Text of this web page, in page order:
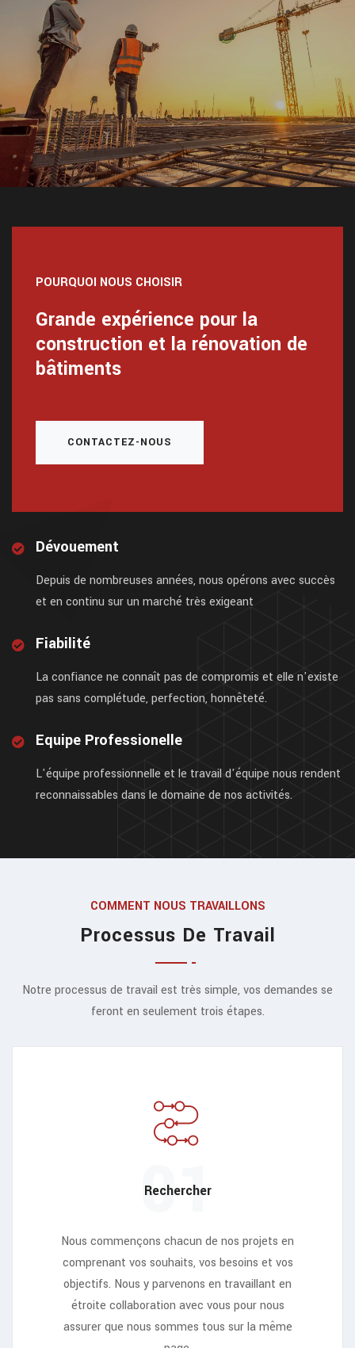
POURQUOI NOUS CHOISIR
Grande expérience pour la
construction et la rénovation de
bâtiments
CONTACTEZ-NOUS
Dévouement
Depuis de nombreuses années, nous opérons avec succès
et en continu sur un marché très exigeant
Fiabilité
La confiance ne connaît pas de compromis et elle n'existe
pas sans complétude, perfection, honnêteté.
Equipe Professionelle
L'équipe professionnelle et le travail d'équipe nous rendent
reconnaissables dans le domaine de nos activités.
COMMENT NOUS TRAVAILLONS
Processus De Travail
Notre processus de travail est très simple, vos demandes se
feront en seulement trois étapes.
Rechercher
01
Nous commençons chacun de nos projets en
comprenant vos souhaits, vos besoins et vos
objectifs. Nous y parvenons en travaillant en
étroite collaboration avec vous pour nous
assurer que nous sommes tous sur la même